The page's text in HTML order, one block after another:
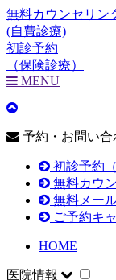
無料カウンセリン
(自費診療)
初診予約
（保険診療）
MENU
予約・お問い合
初診予約
無料カウ
無料メー
ご予約キ
HOME
医院情報